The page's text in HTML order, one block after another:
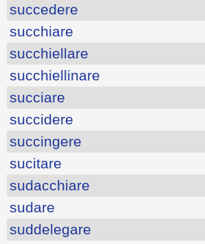
succedere
succhiare
succhiellare
succhiellinare
succiare
succidere
succingere
sucitare
sudacchiare
sudare
suddelegare